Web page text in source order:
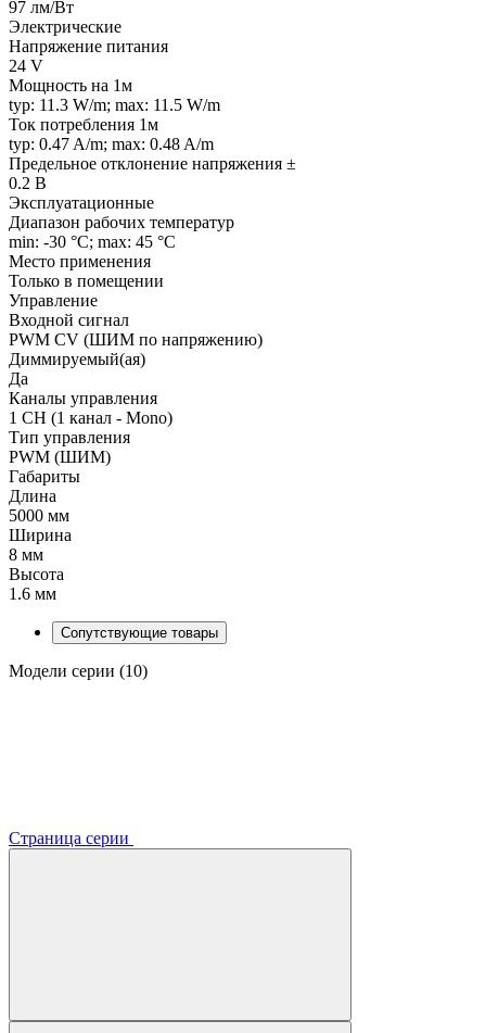
97 лм/Вт
Электрические
Напряжение питания
24 V
Мощность на 1м
typ: 11.3 W/m; max: 11.5 W/m
Ток потребления 1м
typ: 0.47 A/m; max: 0.48 A/m
Предельное отклонение напряжения ±
0.2 В
Эксплуатационные
Диапазон рабочих температур
min: -30 °C; max: 45 °C
Место применения
Только в помещении
Управление
Входной сигнал
PWM СV (ШИМ по напряжению)
Диммируемый(ая)
Да
Каналы управления
1 CH (1 канал - Mono)
Тип управления
PWM (ШИМ)
Габариты
Длина
5000 мм
Ширина
8 мм
Высота
1.6 мм
Сопутствующие товары
Модели серии (10)
Страница серии